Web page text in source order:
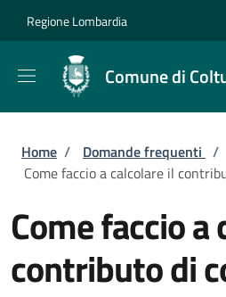
Regione Lombardia
Comune di
Briciole di pane
Home / Domande frequenti /
Come faccio a calcolare il
Come faccio a
contributo di